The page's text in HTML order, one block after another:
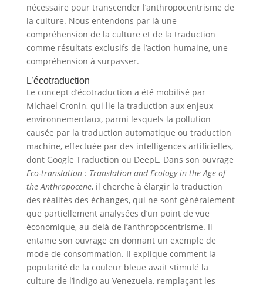
nécessaire pour transcender l’anthropocentrisme de
la culture. Nous entendons par là une
compréhension de la culture et de la traduction
comme résultats exclusifs de l’action humaine, une
compréhension à surpasser.
L’écotraduction
Le concept d’écotraduction a été mobilisé par
Michael Cronin, qui lie la traduction aux enjeux
environnementaux, parmi lesquels la pollution
causée par la traduction automatique ou traduction
machine, effectuée par des intelligences artificielles,
dont Google Traduction ou DeepL. Dans son ouvrage
Eco-translation : Translation and Ecology in the Age of
the Anthropocene, il cherche à élargir la traduction
des réalités des échanges, qui ne sont généralement
que partiellement analysées d’un point de vue
économique, au-delà de l’anthropocentrisme. Il
entame son ouvrage en donnant un exemple de
mode de consommation. Il explique comment la
popularité de la couleur bleue avait stimulé la
culture de l’indigo au Venezuela, remplaçant les